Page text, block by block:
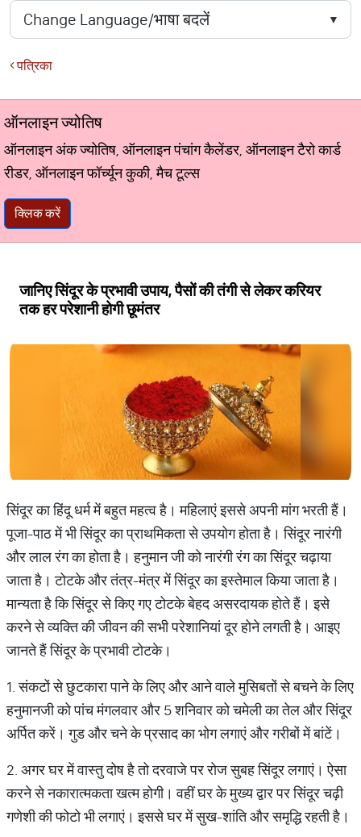
पत्रिका
ऑनलाइन ज्योतिष
ऑनलाइन अंक ज्योतिष, ऑनलाइन पंचांग कैलेंडर, ऑनलाइन टैरो कार्ड
रीडर, ऑनलाइन फॉर्च्यून कुकी, मैच टूल्स
क्लिक करें
जानिए सिंदूर के प्रभावी उपाय, पैसों की तंगी से लेकर करियर
तक हर परेशानी होगी छूमंतर
सिंदूर का हिंदू धर्म में बहुत महत्व है। महिलाएं इससे अपनी मांग भरती हैं।
पूजा-पाठ में भी सिंदूर का प्राथमिकता से उपयोग होता है। सिंदूर नारंगी
और लाल रंग का होता है। हनुमान जी को नारंगी रंग का सिंदूर चढ़ाया
जाता है। टोटके और तंत्र-मंत्र में सिंदूर का इस्तेमाल किया जाता है।
मान्यता है कि सिंदूर से किए गए टोटके बेहद असरदायक होते हैं। इसे
करने से व्यक्ति की जीवन की सभी परेशानियां दूर होने लगती है। आइए
जानते हैं सिंदूर के प्रभावी टोटके।
1. संकटों से छुटकारा पाने के लिए और आने वाले मुसिबतों से बचने के लिए
हनुमानजी को पांच मंगलवार और 5 शनिवार को चमेली का तेल और सिंदूर
अर्पित करें। गुड और चने के प्रसाद का भोग लगाएं और गरीबों में बांटें।
2. अगर घर में वास्तु दोष है तो दरवाजे पर रोज सुबह सिंदूर लगाएं। ऐसा
करने से नकारात्मकता खत्म होगी। वहीं घर के मुख्य द्वार पर सिंदूर चढ़ी
गणेशी की फोटो भी लगाएं। इससे घर में सुख-शांति और समृद्धि रहती है।